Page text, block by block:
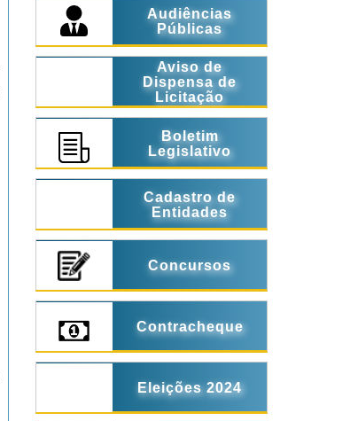
Audiências
Públicas
Aviso de
Dispensa de
Licitação
Boletim
Legislativo
Cadastro de
Entidades
Concursos
Contracheque
Eleições 2024